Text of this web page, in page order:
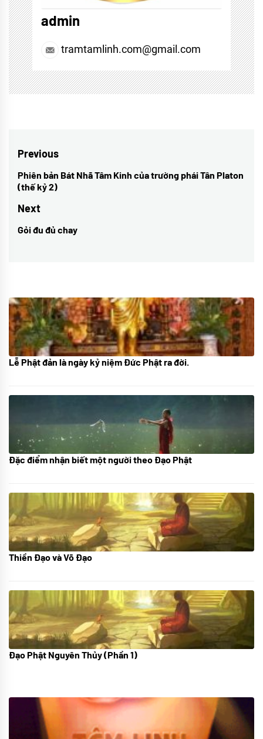
admin
tramtamlinh.com@gmail.com
Điều
hướng
viết
Previous
Previous
post:
Phiên bản Bát Nhã Tâm Kinh của trường phái Tân Platon
(thế kỷ 2)
Next
Next
Gỏi đu đủ chay
05/06/2024
Lễ Phật đản là ngày kỷ niệm Đức Phật ra đời.
01/06/2024
Đặc điểm nhận biết một người theo Đạo Phật
30/11/2022
Thiền Đạo và Võ Đạo
08/06/2022
Đạo Phật Nguyên Thủy (Phần 1)